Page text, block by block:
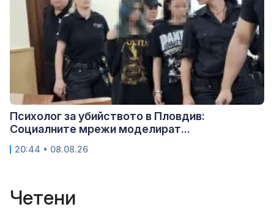
Психолог за убийството в Пловдив:
Социалните мрежи моделират...
20:44 • 08.08.26
Четени